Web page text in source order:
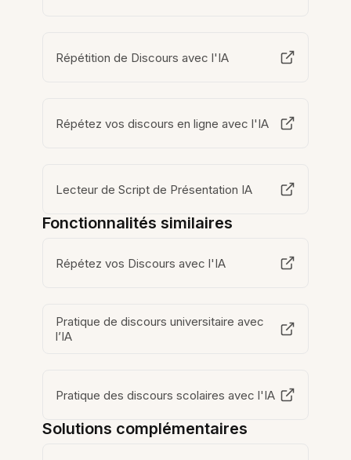
Répétition de Discours avec l'IA
Répétez vos discours en ligne avec l'IA
Lecteur de Script de Présentation IA
Fonctionnalités similaires
Répétez vos Discours avec l'IA
Pratique de discours universitaire avec
l’IA
Pratique des discours scolaires avec l'IA
Solutions complémentaires